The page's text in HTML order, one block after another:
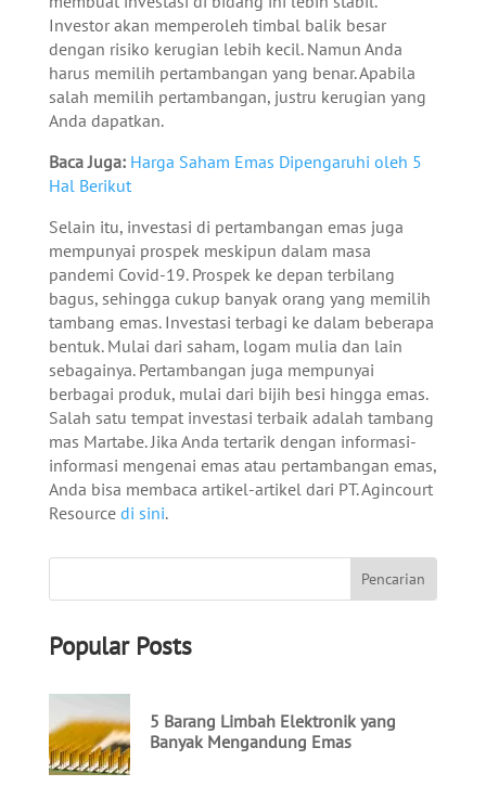
Investor akan memperoleh timbal balik besar
dengan risiko kerugian lebih kecil. Namun Anda
harus memilih pertambangan yang benar. Apabila
salah memilih pertambangan, justru kerugian yang
Anda dapatkan.
Baca Juga: Harga Saham Emas Dipengaruhi oleh 5
Hal Berikut
Selain itu, investasi di pertambangan emas juga
mempunyai prospek meskipun dalam masa
pandemi Covid-19. Prospek ke depan terbilang
bagus, sehingga cukup banyak orang yang memilih
tambang emas. Investasi terbagi ke dalam beberapa
bentuk. Mulai dari saham, logam mulia dan lain
sebagainya. Pertambangan juga mempunyai
berbagai produk, mulai dari bijih besi hingga emas.
Salah satu tempat investasi terbaik adalah tambang
mas Martabe. Jika Anda tertarik dengan informasi-
informasi mengenai emas atau pertambangan emas,
Anda bisa membaca artikel-artikel dari PT. Agincourt
Resource di sini.
Popular Posts